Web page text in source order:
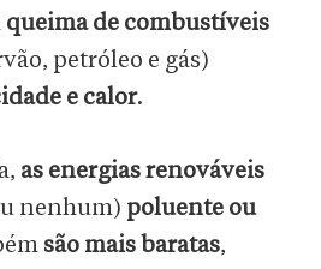
queima de combustíveis
petróleo e gás)
e calor.
as energias renováveis
nenhum) poluente ou
são mais baratas,